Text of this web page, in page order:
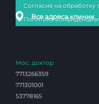
Все адреса клиник
Согласие на обработку
Политика
Мос. доктор
7713266359
771301001
53778165